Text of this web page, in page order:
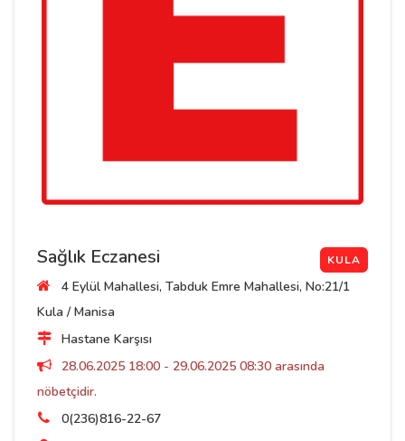
Sağlık Eczanesi KULA
4 Eylül Mahallesi, Tabduk Emre Mahallesi, No:21/1
Kula / Manisa
Hastane Karşısı
28.06.2025 18:00 - 29.06.2025 08:30 arasında
nöbetçidir.
0(236)816-22-67